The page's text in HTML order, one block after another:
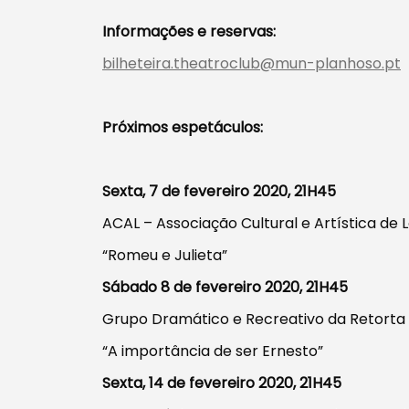
Tipo de conteúdo
Filtros
Informações e reservas:
bilheteira.theatroclub@mun-planhoso.pt
Próximos espetáculos:
Sexta, 7 de fevereiro 2020, 21H45
ACAL – Associação Cultural e Artística de
“Romeu e Julieta”
Sábado 8 de fevereiro 2020, 21H45
Grupo Dramático e Recreativo da Retorta
“A importância de ser Ernesto”
Sexta, 14 de fevereiro 2020, 21H45